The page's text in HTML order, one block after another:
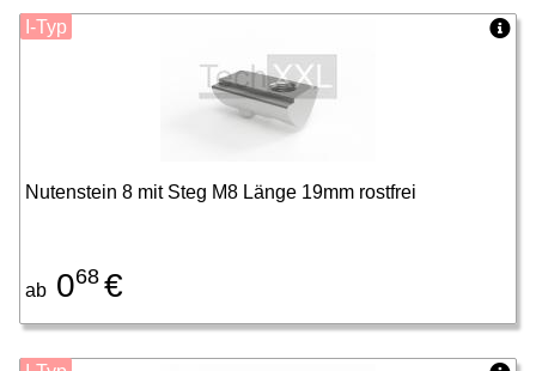
Nutenstein 8 mit Steg M8 Länge 19mm rostfrei
ab 068 €
I-Typ